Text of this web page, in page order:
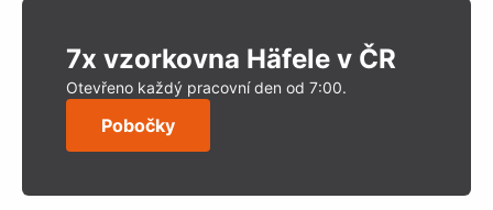
7x vzorkovna Häfele v ČR
Otevřeno každý pracovní den od 7:00.
Pobočky